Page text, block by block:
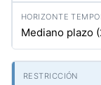
Mediano plazo